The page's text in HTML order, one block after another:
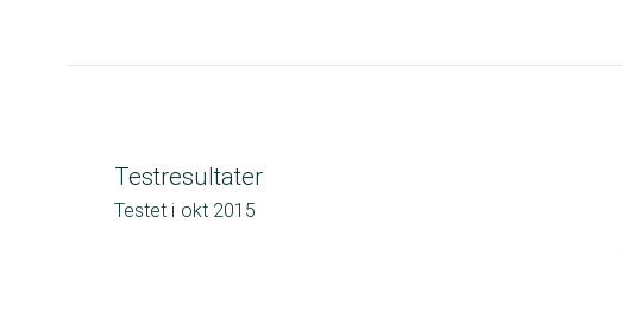
Testresultater
Testet i okt 2015